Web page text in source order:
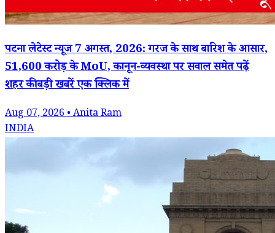
पटना लेटेस्ट न्यूज 7 अगस्त, 2026: गरज के साथ बारिश के आसार,
51,600 करोड़ के MoU, कानून-व्यवस्था पर सवाल समेत पढ़ें
शहर की बड़ी खबरें एक क्लिक में
Aug 07, 2026 • Anita Ram
INDIA